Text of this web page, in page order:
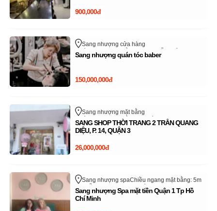
900,000đ
Sang nhượng cửa hàng
Chiều ngang mặt bằng: 5m
Nguyễn Xiển
Quận 9 - TP Thủ ĐứcHồ Chí Minh
Sang nhượng quán tóc baber
150,000,000đ
Sang nhượng mặt bằng
Chiều ngang mặt bằng: 4mTrần Quang Diệu
Quận 3Hồ Chí Minh
SANG SHOP THỜI TRANG 2 TRẦN QUANG
DIỆU, P. 14, QUẬN 3
26,000,000đ
Sang nhượng spaChiều ngang mặt bằng: 5m
Nguyễn Cư TrinhQuận 1 Hồ Chí Minh
Sang nhượng Spa mặt tiền Quận 1 Tp Hồ
Chí Minh